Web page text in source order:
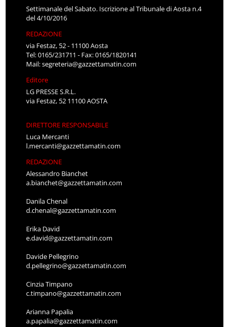
Settimanale del Sabato. Iscrizione al Tribunale di Aosta n.4
del 4/10/2016
REDAZIONE
via Festaz, 52 - 11100 Aosta
Tel: 0165/231711 - Fax: 0165/1820141
Mail:segreteria@gazzettamatin.com
Editore
LG PRESSE S.R.L.
via Festaz, 52 11100 AOSTA
DIRETTORE RESPONSABILE
Luca Mercanti
l.mercanti@gazzettamatin.com
REDAZIONE
Alessandro Bianchet
a.bianchet@gazzettamatin.com
Danila Chenal
d.chenal@gazzettamatin.com
Erika David
e.david@gazzettamatin.com
Davide Pellegrino
d.pellegrino@gazzettamatin.com
Cinzia Timpano
c.timpano@gazzettamatin.com
Arianna Papalia
a.papalia@gazzettamatin.com